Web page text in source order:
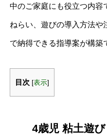
中のご家庭にも役立つ内容
ねらい、遊びの導入方法や
で納得できる指導案が構築
目次 [表示]
4歳児 粘土遊